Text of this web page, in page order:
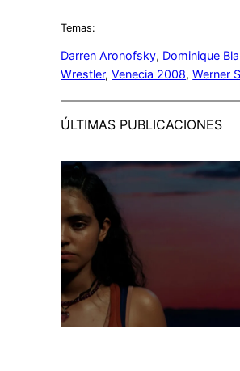
Temas:
Darren Aronofsky, Dominique
Wrestler, Venecia 2008, Werner
ÚLTIMAS PUBLICACIONES